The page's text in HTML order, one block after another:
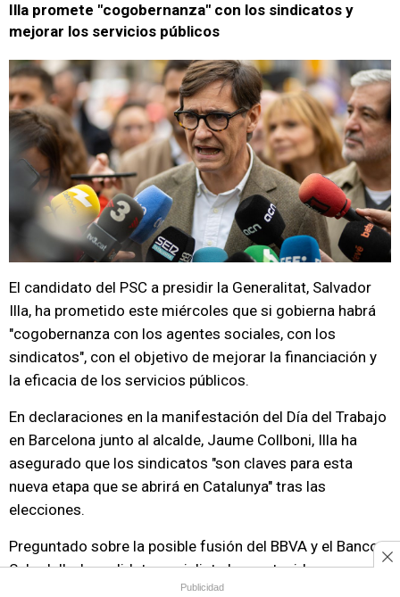
Illa promete "cogobernanza" con los sindicatos y
mejorar los servicios públicos
El candidato del PSC a presidir la Generalitat, Salvador
Illa, ha prometido este miércoles que si gobierna habrá
"cogobernanza con los agentes sociales, con los
sindicatos", con el objetivo de mejorar la financiación y
la eficacia de los servicios públicos.
En declaraciones en la manifestación del Día del Trabajo
en Barcelona junto al alcalde, Jaume Collboni, Illa ha
asegurado que los sindicatos "son claves para esta
nueva etapa que se abrirá en Catalunya" tras las
elecciones.
Preguntado sobre la posible fusión del BBVA y el Banco
Sabadell, el candidato socialista ha sostenido que
respeta las decisiones que se tomen en un marco de
Publicidad